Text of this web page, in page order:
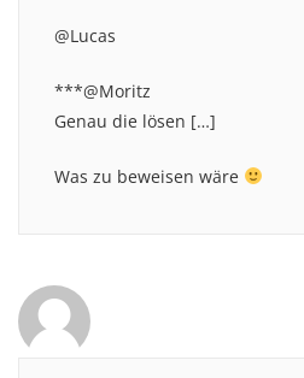
@Lucas
***@Moritz
Genau die lösen […]
Was zu beweisen wäre